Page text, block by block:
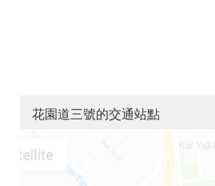
花園道三號的交通站點